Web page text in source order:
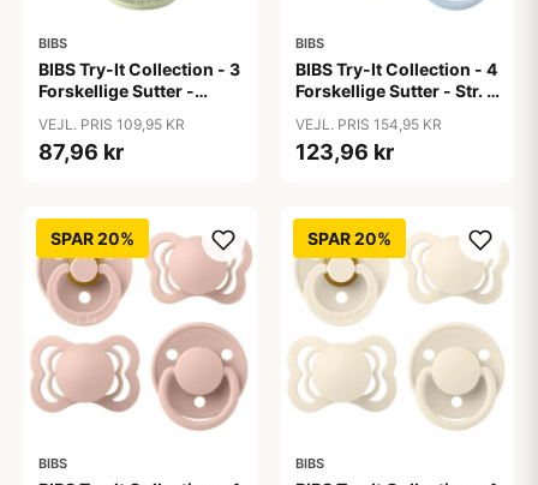
BIBS
BIBS Try-It Collection - 3
Forskellige Sutter -
VEJL. PRIS 109,95 KR
87,96 kr
BIBS
BIBS Try-It Collection - 4
Forskellige Sutter - Str. 1
VEJL. PRIS 154,95 KR
123,96 kr
SPAR 20%
BIBS
SPAR 20%
BIBS